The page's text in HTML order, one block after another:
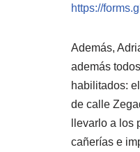
https://
Además,
además
habilitados:
de calle
llevarlo a
cañerías e